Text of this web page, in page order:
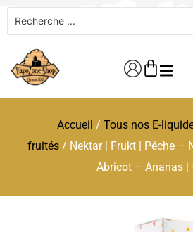
Accueil / Tous nos E-
fruités / Nektar | Frukt | Pêche –
Abricot – Ananas |